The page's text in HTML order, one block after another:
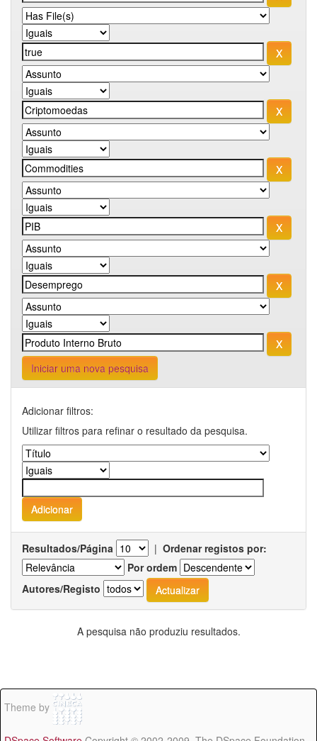
Iniciar uma nova pesquisa
Adicionar filtros:
Utilizar filtros para refinar o resultado da pesquisa.
Resultados/Página | Ordenar registos por:
Por ordem
Autores/Registo
A pesquisa não produziu resultados.
Theme by